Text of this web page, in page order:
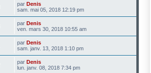
par Denis
sam. mai 05, 2018 12:19 pm
par Denis
ven. mars 30, 2018 10:55 am
par Denis
sam. janv. 13, 2018 1:10 pm
par Denis
lun. janv. 08, 2018 7:34 pm